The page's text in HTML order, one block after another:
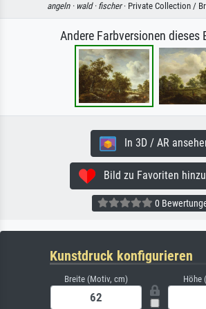
angeln · wald · fischer· Private Collection /
Andere Farbversionen dieses
In 3D / AR
Bild zu Favoriten
0
Kunstdruck konfigurieren
Breite (Motiv, cm) Höhe